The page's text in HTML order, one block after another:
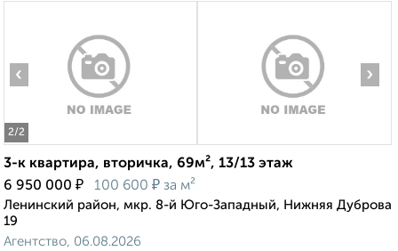
2/2
‹ ›
3-к квартира, вторичка, 69м², 13/13 этаж
6 950 000 ₽ 100 600 ₽ за м²
Ленинский район, мкр. 8-й Юго-Западный, Нижняя Дуброва
19
Агентство, 06.08.2026